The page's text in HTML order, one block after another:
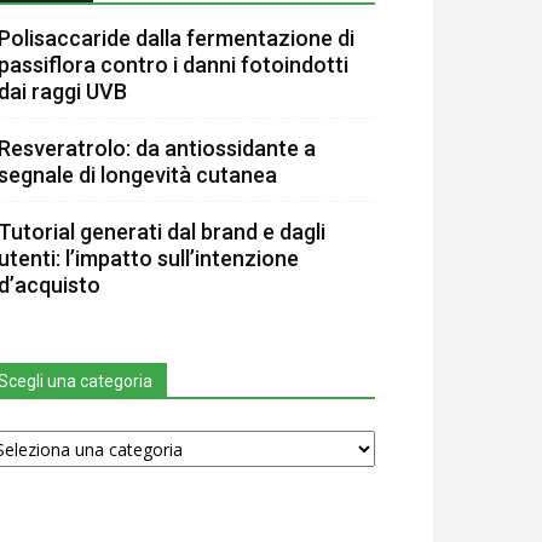
Polisaccaride dalla fermentazione di
passiflora contro i danni fotoindotti
dai raggi UVB
Resveratrolo: da antiossidante a
di longevità cutanea
Tutorial generati dal brand e dagli
utenti: l’impatto sull’intenzione
d’acquisto
una categoria